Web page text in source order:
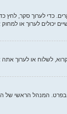
כדי לערוך סקר,
יכולים לערוך או
לשלוח או לערוך
המנהל הראשי של